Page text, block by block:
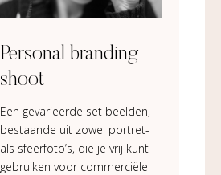
Personal branding
shoot
Een gevarieerde set beelden,
bestaande uit zowel portret-
als sfeerfoto’s, die je vrij kunt
gebruiken voor commerciële